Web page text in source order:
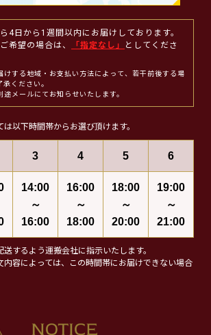
4日から1週間以内にお届けしております。
希望の場合は、
「指定なし」
としてくださ
する地域・お支払い方法によって、若干前後する場
ください。
メールにてお知らせいたします。
以下時間帯からお選び頂けます。
3 4 5 6
14:00
～
16:00
16:00
～
18:00
18:00
～
20:00
19:00
～
21:00
送するよう運搬会社に指示いたします。
内容によっては、この時間帯にお届けできない場合